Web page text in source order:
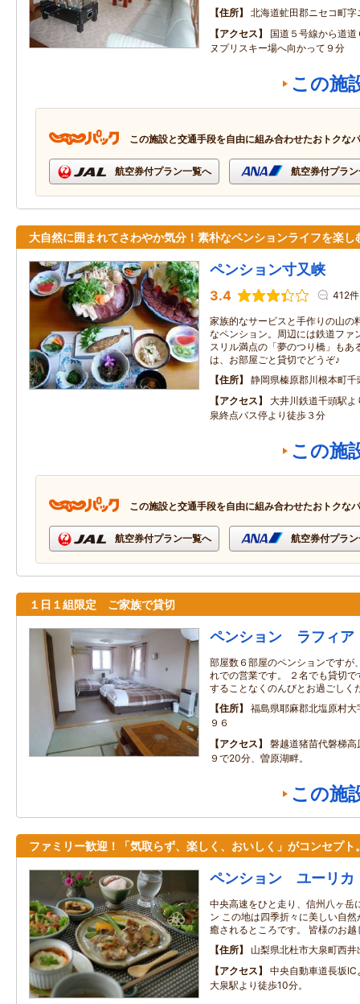
住所
北海道虻田郡ニセコ町
アクセス
国道５号線から道
ヌプリスキー場へ向かって９分
この施
この施設と交通手段を自由に組み合わせたおトクな
航空券付プラン一覧へ 航空券付プラ
大自然に囲まれてさわやか気分！素朴なペンションライフを楽し
ペンション寸又峡
3.4 412件
家族的なサービスと手作りの山の
なペンション。周辺には鉄道ファ
スリル満点の「夢のつり橋」もあ
は、お部屋ごと貸切でどうぞ♪
住所
静岡県榛原郡川根本町千
アクセス
大井川鉄道千頭駅
泉終点バス停より徒歩３分
この施
この施設と交通手段を自由に組み合わせたおトクな
航空券付プラン一覧へ 航空券付プラ
１日１組限定 ご家族で貸切
ペンション ラフィア
部屋数６部屋のペンションですが
れでの営業です。 ２名でも貸切
することなくのんびとお過ごしく
住所
福島県耶麻郡北塩原村
９６
アクセス
磐越道猪苗代磐梯
９で20分、曽原湖畔。
この施
ファミリー歓迎！「気取らず、楽しく、おいしく」がコンセプト
ペンション ユーリカ
中央高速をひと走り、信州八ヶ岳
ン この地は四季折々に美しい自
癒されるところです。 皆様のお
住所
山梨県北杜市大泉町西
アクセス
中央自動車道長坂
大泉駅より徒歩10分。